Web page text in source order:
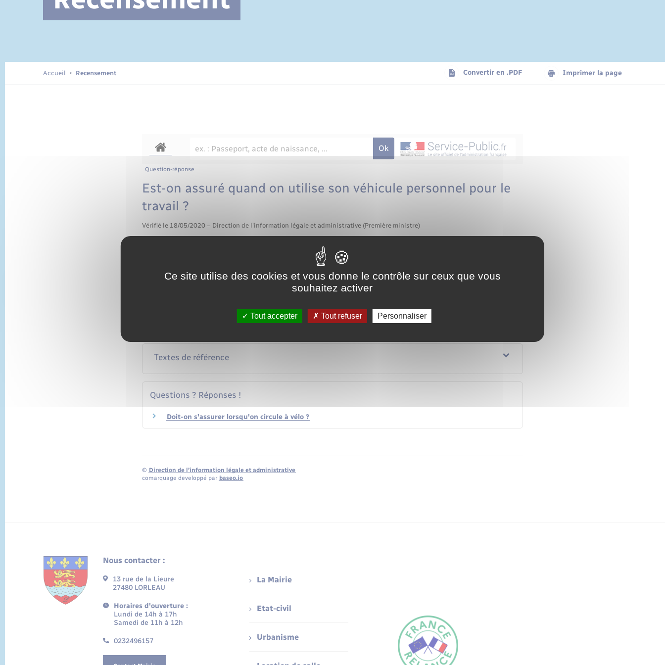
Documents d’identité
Accueil Recensement Convertir en .PDF Imprimer la page
Question-réponse
Est-on assuré quand on utilise son véhicule personnel pour le
travail ?
Vérifié le 18/05/2020 – Direction de l'information légale et administrative (Première ministre)
moyen de locomotion. Vous devez souscrire une garantie spécifique à cette fin. Il faut faire la différence entre les
déplacements professionnels et les trajets domicile-travail.
Textes de référence
Questions ? Réponses !
Doit-on s'assurer lorsqu'on circule à vélo ?
© Direction de l’information légale et administrative
comarquage developpé par baseo.io
Nous contacter :
13 rue de la Lieure
27480 LORLEAU
Horaires d'ouverture :
Lundi de 14h à 17h
Samedi de 11h à 12h
0232496157
La Mairie
Etat-civil
Urbanisme
Ce site utilise des cookies et vous donne le contrôle sur ceux que vous
souhaitez activer
Tout accepter Tout refuser Personnaliser